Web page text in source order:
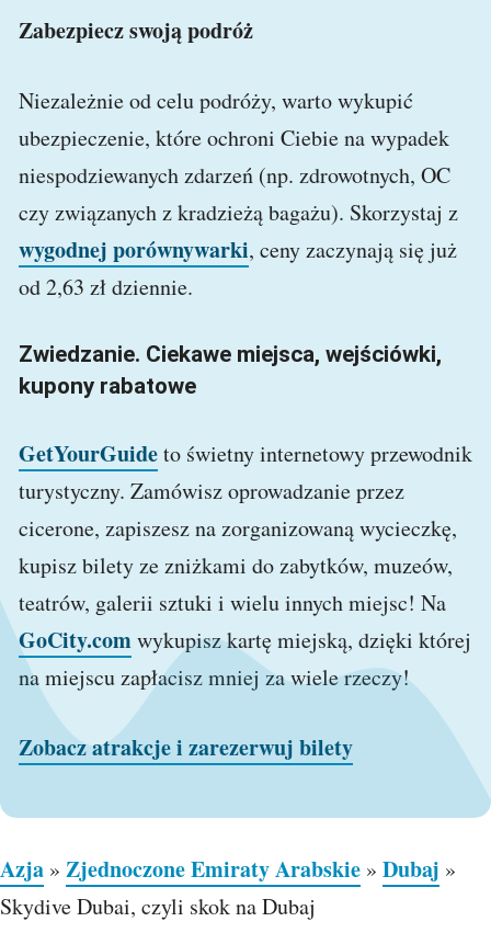
Zabezpiecz swoją podróż
Niezależnie od celu podróży, warto wykupić
ubezpieczenie, które ochroni Ciebie na wypadek
niespodziewanych zdarzeń (np. zdrowotnych, OC
czy związanych z kradzieżą bagażu). Skorzystaj z
wygodnej porównywarki, ceny zaczynają się już
od 2,63 zł dziennie.
Zwiedzanie. Ciekawe miejsca, wejściówki,
kupony rabatowe
GetYourGuideto świetny internetowy przewodnik
turystyczny. Zamówisz oprowadzanie przez
cicerone, zapiszesz na zorganizowaną wycieczkę,
kupisz bilety ze zniżkami do zabytków, muzeów,
teatrów, galerii sztuki i wielu innych miejsc! Na
GoCity.comwykupisz kartę miejską, dzięki której
na miejscu zapłacisz mniej za wiele rzeczy!
Zobacz atrakcje i zarezerwuj bilety
Azja » Zjednoczone Emiraty Arabskie » Dubaj »
Skydive Dubai, czyli skok na Dubaj